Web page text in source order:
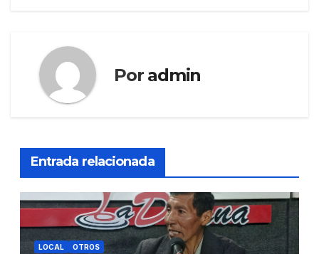
Por admin
Entrada relacionada
LOCAL OTROS